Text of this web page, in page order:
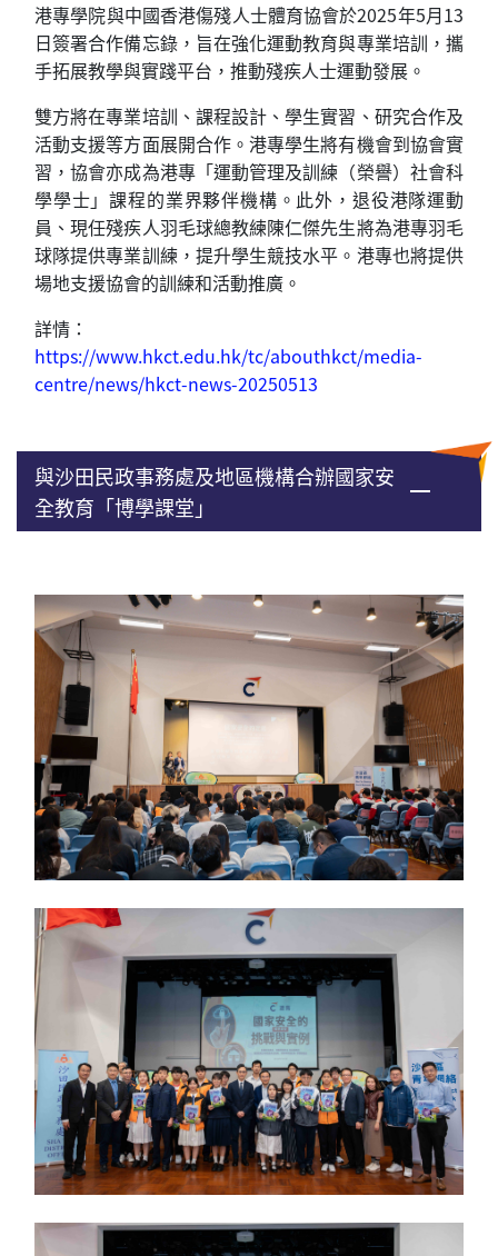
港專學院與中國香港傷殘人士體育協會於2025年5月13
日簽署合作備忘錄，旨在強化運動教育與專業培訓，攜
手拓展教學與實踐平台，推動殘疾人士運動發展。
雙方將在專業培訓、課程設計、學生實習、研究合作及
活動支援等方面展開合作。港專學生將有機會到協會實
習，協會亦成為港專「運動管理及訓練（榮譽）社會科
學學士」課程的業界夥伴機構。此外，退役港隊運動
員、現任殘疾人羽毛球總教練陳仁傑先生將為港專羽毛
球隊提供專業訓練，提升學生競技水平。港專也將提供
場地支援協會的訓練和活動推廣。
詳情：
https://www.hkct.edu.hk/tc/abouthkct/media-
centre/news/hkct-news-20250513
與沙田民政事務處及地區機構合辦國家安
全教育「博學課堂」